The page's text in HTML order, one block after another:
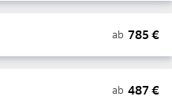
ab 785 €
ab 487 €